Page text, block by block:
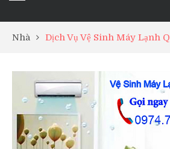
Nhà Dịch Vụ Vệ Sinh Máy Lạnh